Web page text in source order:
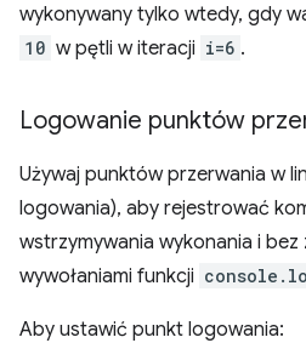
wykonywany tylko wtedy, gdy
10 w pętli w iteracji i=6 .
Logowanie punktów
Używaj punktów przerwania w
logowania), aby rejestrować
wstrzymywania wykonania i bez
wywołaniami funkcji
Aby ustawić punkt logowania: